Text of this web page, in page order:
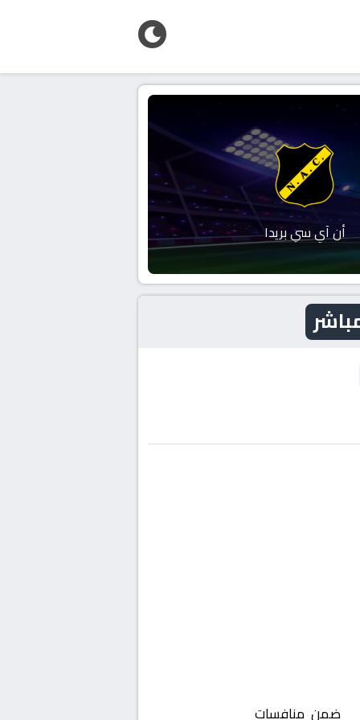
أن آي سي بريدا
ضمن منافسات